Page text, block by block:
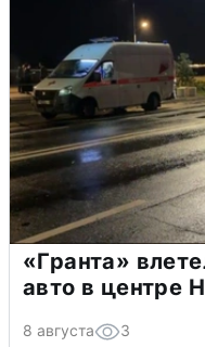
«Гранта»
авто в центре
8 августа 3